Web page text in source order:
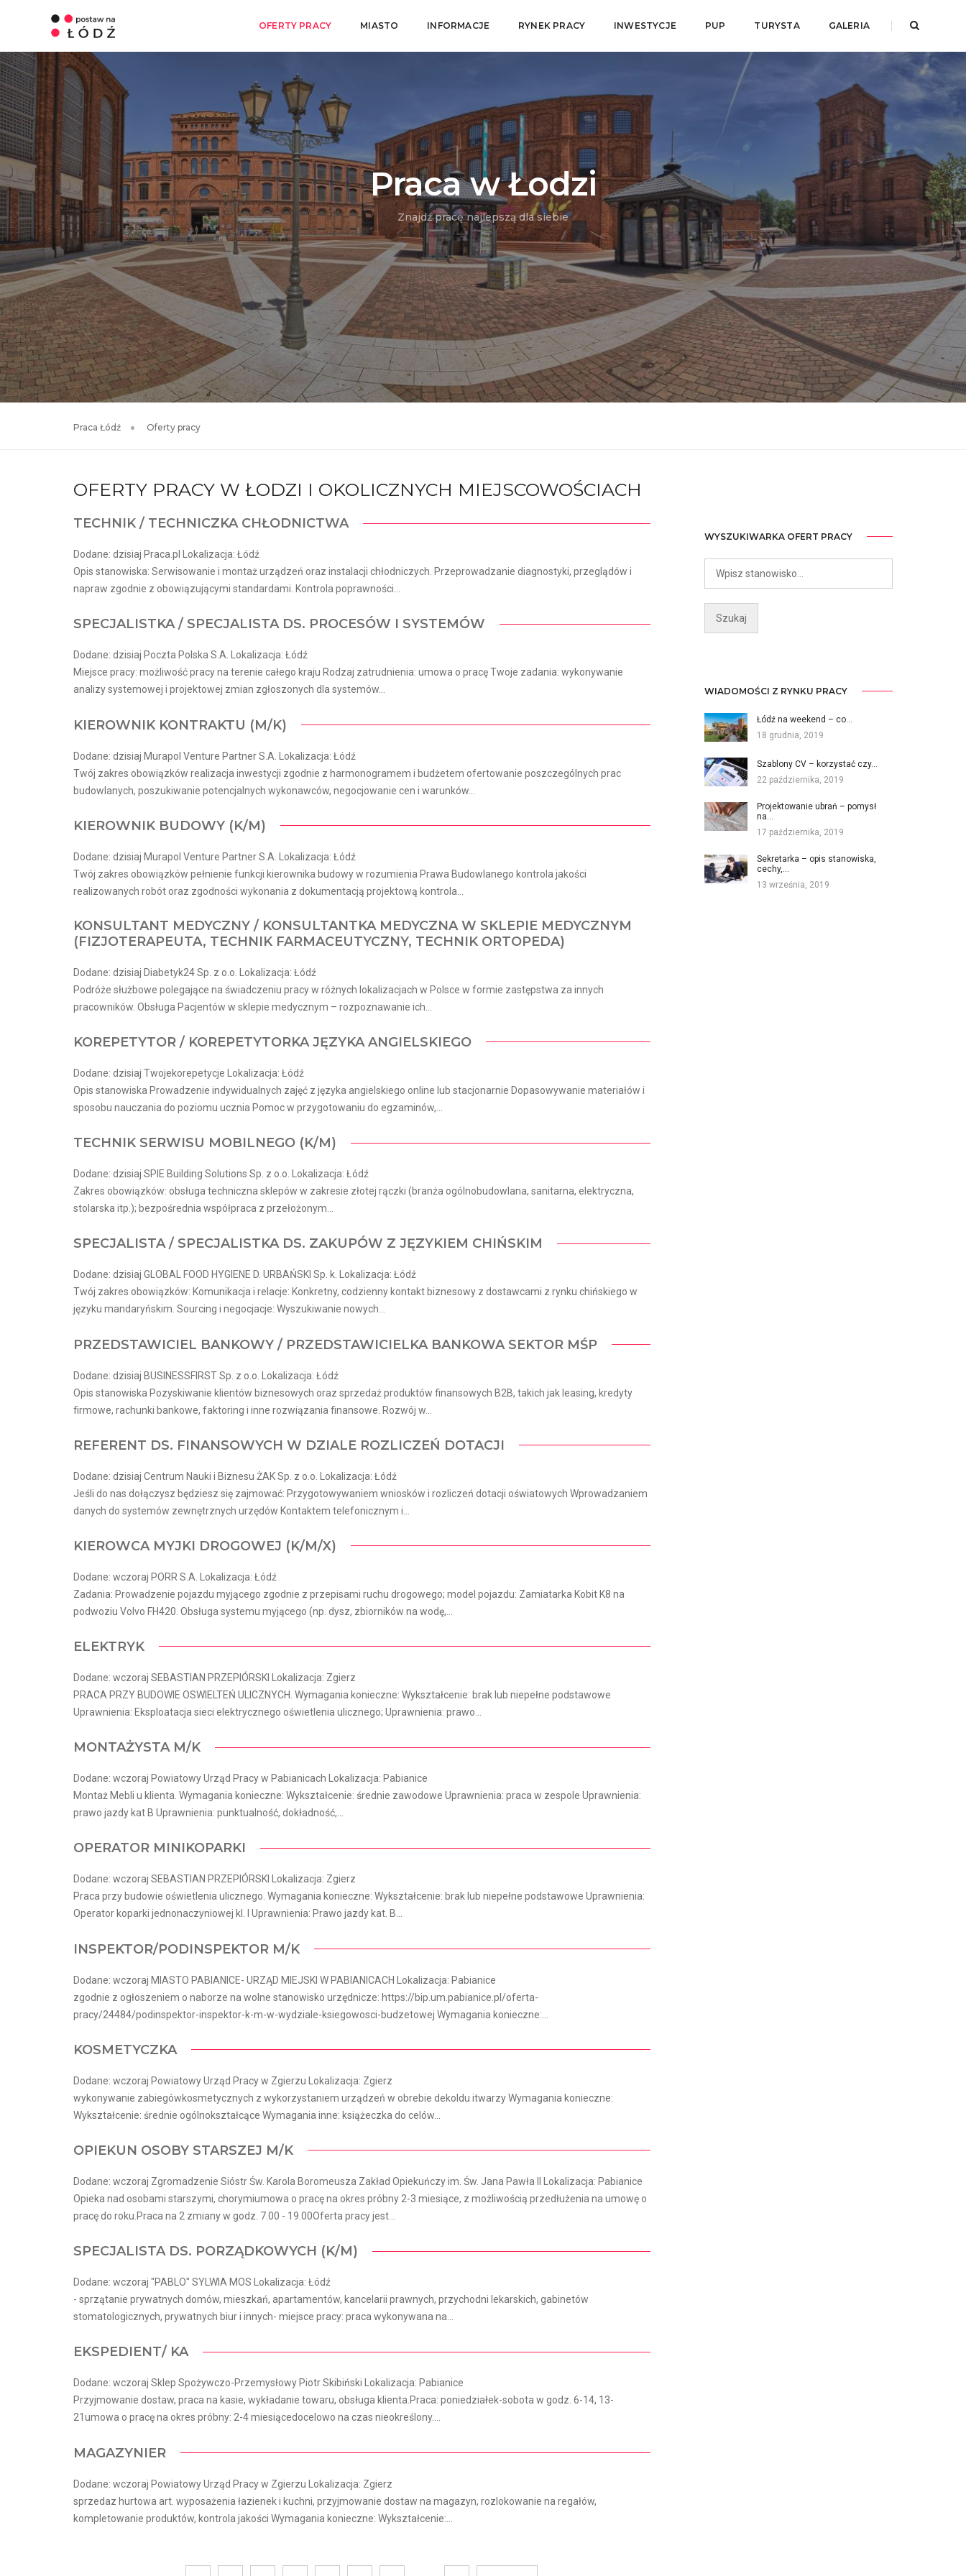
OFERTY PRACY MIASTO INFORMACJE RYNEK PRACY INWESTYCJE PUP TURYSTA GALERIA
Praca w Łodzi
Znajdź pracę najlepszą dla siebie
Praca Łódź Oferty pracy
OFERTY PRACY W ŁODZI I OKOLICZNYCH MIEJSCOWOŚCIACH
TECHNIK / TECHNICZKA CHŁODNICTWA
Dodane: dzisiaj Praca.pl Lokalizacja: Łódź
Opis stanowiska: Serwisowanie i montaż urządzeń oraz instalacji chłodniczych. Przeprowadzanie diagnostyki, przeglądów i
napraw zgodnie z obowiązującymi standardami. Kontrola poprawności...
SPECJALISTKA / SPECJALISTA DS. PROCESÓW I SYSTEMÓW
Dodane: dzisiaj Poczta Polska S.A. Lokalizacja: Łódź
Miejsce pracy: możliwość pracy na terenie całego kraju Rodzaj zatrudnienia: umowa o pracę Twoje zadania: wykonywanie
analizy systemowej i projektowej zmian zgłoszonych dla systemów...
KIEROWNIK KONTRAKTU (M/K)
Dodane: dzisiaj Murapol Venture Partner S.A. Lokalizacja: Łódź
Twój zakres obowiązków realizacja inwestycji zgodnie z harmonogramem i budżetem ofertowanie poszczególnych prac
budowlanych, poszukiwanie potencjalnych wykonawców, negocjowanie cen i warunków...
KIEROWNIK BUDOWY (K/M)
Dodane: dzisiaj Murapol Venture Partner S.A. Lokalizacja: Łódź
Twój zakres obowiązków pełnienie funkcji kierownika budowy w rozumienia Prawa Budowlanego kontrola jakości
realizowanych robót oraz zgodności wykonania z dokumentacją projektową kontrola...
KONSULTANT MEDYCZNY / KONSULTANTKA MEDYCZNA W SKLEPIE MEDYCZNYM
(FIZJOTERAPEUTA, TECHNIK FARMACEUTYCZNY, TECHNIK ORTOPEDA)
Dodane: dzisiaj Diabetyk24 Sp. z o.o. Lokalizacja: Łódź
Podróże służbowe polegające na świadczeniu pracy w różnych lokalizacjach w Polsce w formie zastępstwa za innych
pracowników. Obsługa Pacjentów w sklepie medycznym – rozpoznawanie ich...
KOREPETYTOR / KOREPETYTORKA JĘZYKA ANGIELSKIEGO
Dodane: dzisiaj Twojekorepetycje Lokalizacja: Łódź
Opis stanowiska Prowadzenie indywidualnych zajęć z języka angielskiego online lub stacjonarnie Dopasowywanie materiałów i
sposobu nauczania do poziomu ucznia Pomoc w przygotowaniu do egzaminów,...
TECHNIK SERWISU MOBILNEGO (K/M)
Dodane: dzisiaj SPIE Building Solutions Sp. z o.o. Lokalizacja: Łódź
Zakres obowiązków: obsługa techniczna sklepów w zakresie złotej rączki (branża ogólnobudowlana, sanitarna, elektryczna,
stolarska itp.); bezpośrednia współpraca z przełożonym...
SPECJALISTA / SPECJALISTKA DS. ZAKUPÓW Z JĘZYKIEM CHIŃSKIM
Dodane: dzisiaj GLOBAL FOOD HYGIENE D. URBAŃSKI Sp. k. Lokalizacja: Łódź
Twój zakres obowiązków: Komunikacja i relacje: Konkretny, codzienny kontakt biznesowy z dostawcami z rynku chińskiego w
języku mandaryńskim. Sourcing i negocjacje: Wyszukiwanie nowych...
PRZEDSTAWICIEL BANKOWY / PRZEDSTAWICIELKA BANKOWA SEKTOR MŚP
Dodane: dzisiaj BUSINESSFIRST Sp. z o.o. Lokalizacja: Łódź
Opis stanowiska Pozyskiwanie klientów biznesowych oraz sprzedaż produktów finansowych B2B, takich jak leasing, kredyty
firmowe, rachunki bankowe, faktoring i inne rozwiązania finansowe. Rozwój w...
REFERENT DS. FINANSOWYCH W DZIALE ROZLICZEŃ DOTACJI
Dodane: dzisiaj Centrum Nauki i Biznesu ŻAK Sp. z o.o. Lokalizacja: Łódź
Jeśli do nas dołączysz będziesz się zajmować: Przygotowywaniem wniosków i rozliczeń dotacji oświatowych Wprowadzaniem
danych do systemów zewnętrznych urzędów Kontaktem telefonicznym i...
KIEROWCA MYJKI DROGOWEJ (K/M/X)
Dodane: wczoraj PORR S.A. Lokalizacja: Łódź
Zadania: Prowadzenie pojazdu myjącego zgodnie z przepisami ruchu drogowego; model pojazdu: Zamiatarka Kobit K8 na
podwoziu Volvo FH420. Obsługa systemu myjącego (np. dysz, zbiorników na wodę,...
ELEKTRYK
Dodane: wczoraj SEBASTIAN PRZEPIÓRSKI Lokalizacja: Zgierz
PRACA PRZY BUDOWIE OSWIELTEŃ ULICZNYCH. Wymagania konieczne: Wykształcenie: brak lub niepełne podstawowe
Uprawnienia: Eksploatacja sieci elektrycznego oświetlenia ulicznego; Uprawnienia: prawo...
MONTAŻYSTA M/K
Dodane: wczoraj Powiatowy Urząd Pracy w Pabianicach Lokalizacja: Pabianice
Montaż Mebli u klienta. Wymagania konieczne: Wykształcenie: średnie zawodowe Uprawnienia: praca w zespole Uprawnienia:
prawo jazdy kat B Uprawnienia: punktualność, dokładność,...
OPERATOR MINIKOPARKI
Dodane: wczoraj SEBASTIAN PRZEPIÓRSKI Lokalizacja: Zgierz
Praca przy budowie oświetlenia ulicznego. Wymagania konieczne: Wykształcenie: brak lub niepełne podstawowe Uprawnienia:
Operator koparki jednonaczyniowej kl. I Uprawnienia: Prawo jazdy kat. B...
INSPEKTOR/PODINSPEKTOR M/K
Dodane: wczoraj MIASTO PABIANICE- URZĄD MIEJSKI W PABIANICACH Lokalizacja: Pabianice
zgodnie z ogłoszeniem o naborze na wolne stanowisko urzędnicze: https://bip.um.pabianice.pl/oferta-
pracy/24484/podinspektor-inspektor-k-m-w-wydziale-ksiegowosci-budzetowej Wymagania konieczne:...
KOSMETYCZKA
Dodane: wczoraj Powiatowy Urząd Pracy w Zgierzu Lokalizacja: Zgierz
wykonywanie zabiegówkosmetycznych z wykorzystaniem urządzeń w obrebie dekoldu itwarzy Wymagania konieczne:
Wykształcenie: średnie ogólnokształcące Wymagania inne: książeczka do celów...
OPIEKUN OSOBY STARSZEJ M/K
Dodane: wczoraj Zgromadzenie Sióstr Św. Karola Boromeusza Zakład Opiekuńczy im. Św. Jana Pawła II Lokalizacja: Pabianice
Opieka nad osobami starszymi, chorymiumowa o pracę na okres próbny 2-3 miesiące, z możliwością przedłużenia na umowę o
pracę do roku.Praca na 2 zmiany w godz. 7.00 - 19.00Oferta pracy jest...
SPECJALISTA DS. PORZĄDKOWYCH (K/M)
Dodane: wczoraj "PABLO" SYLWIA MOS Lokalizacja: Łódź
- sprzątanie prywatnych domów, mieszkań, apartamentów, kancelarii prawnych, przychodni lekarskich, gabinetów
stomatologicznych, prywatnych biur i innych- miejsce pracy: praca wykonywana na...
EKSPEDIENT/ KA
Dodane: wczoraj Sklep Spożywczo-Przemysłowy Piotr Skibiński Lokalizacja: Pabianice
Przyjmowanie dostaw, praca na kasie, wykładanie towaru, obsługa klienta.Praca: poniedziałek-sobota w godz. 6-14, 13-
21umowa o pracę na okres próbny: 2-4 miesiącedocelowo na czas nieokreślony....
MAGAZYNIER
Dodane: wczoraj Powiatowy Urząd Pracy w Zgierzu Lokalizacja: Zgierz
sprzedaz hurtowa art. wyposażenia łazienek i kuchni, przyjmowanie dostaw na magazyn, rozlokowanie na regałów,
kompletowanie produktów, kontrola jakości Wymagania konieczne: Wykształcenie:...
WYSZUKIWARKA OFERT PRACY
WIADOMOŚCI Z RYNKU PRACY
Łódź na weekend – co…
18 grudnia, 2019
Szablony CV – korzystać czy…
22 października, 2019
Projektowanie ubrań – pomysł
na…
17 października, 2019
Sekretarka – opis stanowiska,
cechy,…
13 września, 2019